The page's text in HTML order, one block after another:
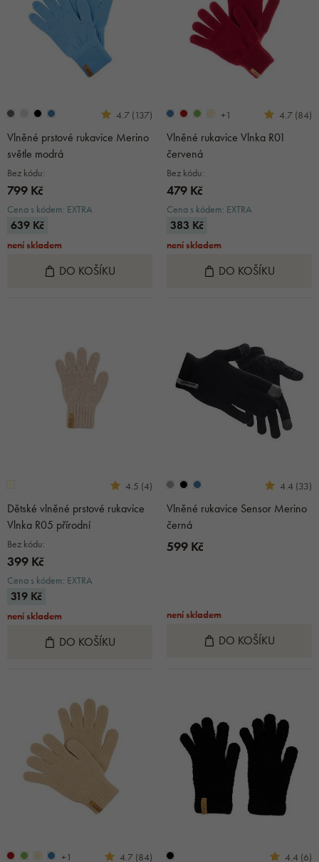
4.7 (137)
Vlněné prstové rukavice Merino
světle modrá
Bez kódu:
799 Kč
Cena s kódem: EXTRA
639 Kč
není skladem
DO KOŠÍKU
+1 4.7 (84)
Vlněné rukavice Vlnka R01
červená
Bez kódu:
479 Kč
Cena s kódem: EXTRA
383 Kč
není skladem
DO KOŠÍKU
4.5 (4)
Dětské vlněné prstové rukavice
Vlnka R05 přírodní
Bez kódu:
399 Kč
Cena s kódem: EXTRA
319 Kč
není skladem
DO KOŠÍKU
4.4 (33)
Vlněné rukavice Sensor Merino
černá
599 Kč
není skladem
DO KOŠÍKU
+1 4.7 (84) 4.4 (6)